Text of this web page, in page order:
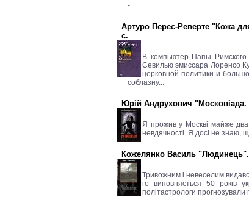
-
Артуро Перес-Реверте "Кожа
с.
В компьютер Папы Римского
Севилью эмиссара Лоренсо
церковной политики и
соблазну...
Юрій Андрухович "Московіада.
Я прожив у Москві майже два
невдячності. Я досі не знаю,
Кожелянко Василь
Тривожним і невеселим
го виповняється 50 років
політастрологи прогнозували